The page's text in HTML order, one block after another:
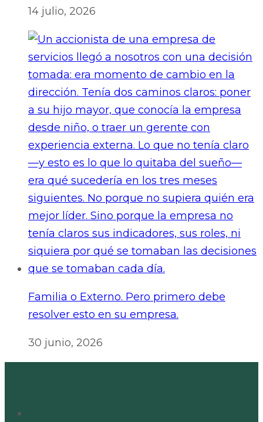
14 julio, 2026
Familia o Externo. Pero primero debe
resolver esto en su empresa.
30 junio, 2026